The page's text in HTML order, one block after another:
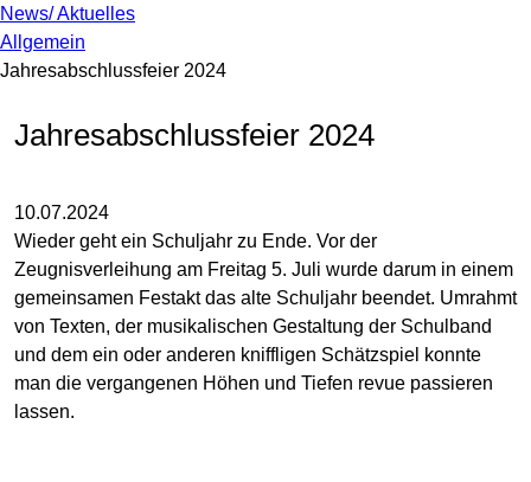
News/ Aktuelles
Allgemein
Jahresabschlussfeier 2024
Jahresabschlussfeier 2024
10.07.2024
Wieder geht ein Schuljahr zu Ende. Vor der
Zeugnisverleihung am Freitag 5. Juli wurde darum in einem
gemeinsamen Festakt das alte Schuljahr beendet. Umrahmt
von Texten, der musikalischen Gestaltung der Schulband
und dem ein oder anderen kniffligen Schätzspiel konnte
man die vergangenen Höhen und Tiefen revue passieren
lassen.